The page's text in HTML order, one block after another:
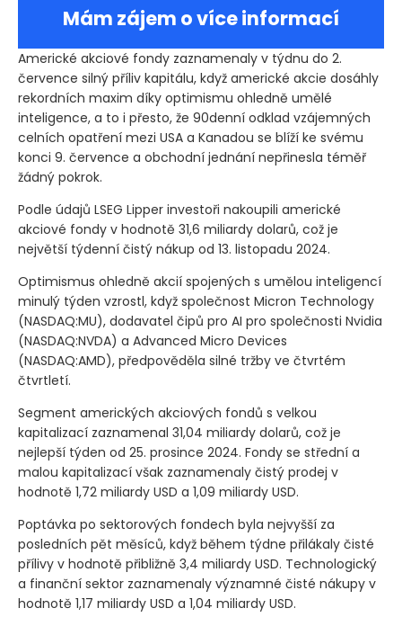
Mám zájem o více informací
Americké akciové fondy zaznamenaly v týdnu do 2.
července silný příliv kapitálu, když americké akcie dosáhly
rekordních maxim díky optimismu ohledně umělé
inteligence, a to i přesto, že 90denní odklad vzájemných
celních opatření mezi USA a Kanadou se blíží ke svému
konci 9. července a obchodní jednání nepřinesla téměř
žádný pokrok.
Podle údajů LSEG Lipper investoři nakoupili americké
akciové fondy v hodnotě 31,6 miliardy dolarů, což je
největší týdenní čistý nákup od 13. listopadu 2024.
Optimismus ohledně akcií spojených s umělou inteligencí
minulý týden vzrostl, když společnost Micron Technology
(NASDAQ:MU), dodavatel čipů pro AI pro společnosti Nvidia
(NASDAQ:NVDA) a Advanced Micro Devices
(NASDAQ:AMD), předpověděla silné tržby ve čtvrtém
čtvrtletí.
Segment amerických akciových fondů s velkou
kapitalizací zaznamenal 31,04 miliardy dolarů, což je
nejlepší týden od 25. prosince 2024. Fondy se střední a
malou kapitalizací však zaznamenaly čistý prodej v
hodnotě 1,72 miliardy USD a 1,09 miliardy USD.
Poptávka po sektorových fondech byla nejvyšší za
posledních pět měsíců, když během týdne přilákaly čisté
přílivy v hodnotě přibližně 3,4 miliardy USD. Technologický
a finanční sektor zaznamenaly významné čisté nákupy v
hodnotě 1,17 miliardy USD a 1,04 miliardy USD.